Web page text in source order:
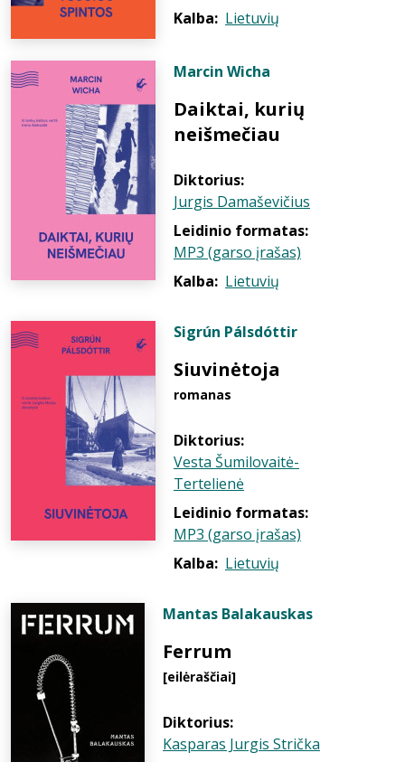
Kalba: Lietuvių
Marcin Wicha
Daiktai, kurių
neišmečiau
Diktorius:
Jurgis Damaševičius
Leidinio formatas:
MP3 (garso įrašas)
Kalba: Lietuvių
Sigrún Pálsdóttir
Siuvinėtoja
romanas
Diktorius:
Vesta Šumilovaitė-
Tertelienė
Leidinio formatas:
MP3 (garso įrašas)
Kalba: Lietuvių
Mantas Balakauskas
Ferrum
[eilėraščiai]
Diktorius:
Kasparas Jurgis Strička